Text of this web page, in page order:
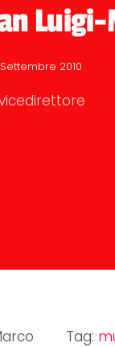
2010
Tag: